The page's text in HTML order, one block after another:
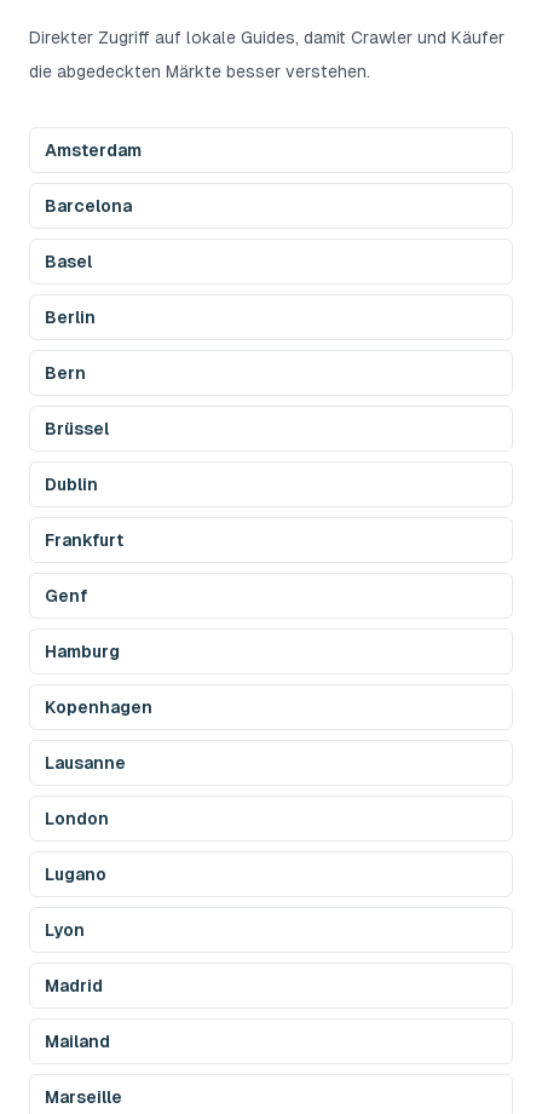
Direkter Zugriff auf lokale Guides, damit Crawler und Käufer
die abgedeckten Märkte besser verstehen.
Amsterdam
Barcelona
Basel
Berlin
Bern
Brüssel
Dublin
Frankfurt
Genf
Hamburg
Kopenhagen
Lausanne
London
Lugano
Lyon
Madrid
Mailand
Marseille